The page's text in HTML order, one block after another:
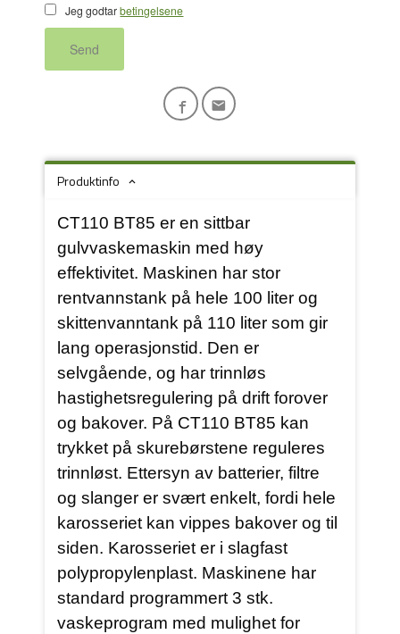
Jeg godtarbetingelsene
Send
Produktinfo
CT110 BT85 er en sittbar
gulvvaskemaskin med høy
effektivitet. Maskinen har stor
rentvannstank på hele 100 liter og
skittenvanntank på 110 liter som gir
lang operasjonstid. Den er
selvgående, og har trinnløs
hastighetsregulering på drift forover
og bakover. På CT110 BT85 kan
trykket på skurebørstene reguleres
trinnløst. Ettersyn av batterier, filtre
og slanger er svært enkelt, fordi hele
karosseriet kan vippes bakover og til
siden. Karosseriet er i slagfast
polypropylenplast. Maskinene har
standard programmert 3 stk.
vaskeprogram med mulighet for